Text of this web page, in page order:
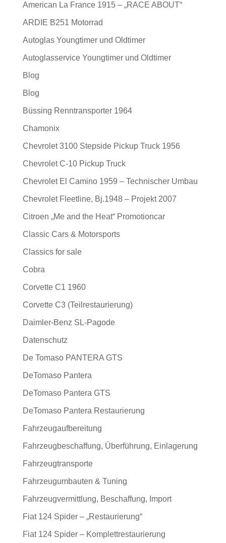
American La France 1915 – „RACE ABOUT“
ARDIE B251 Motorrad
Autoglas Youngtimer und Oldtimer
Autoglasservice Youngtimer und Oldtimer
Blog
Blog
Büssing Renntransporter 1964
Chamonix
Chevrolet 3100 Stepside Pickup Truck 1956
Chevrolet C-10 Pickup Truck
Chevrolet El Camino 1959 – Technischer Umbau
Chevrolet Fleetline, Bj.1948 – Projekt 2007
Citroen „Me and the Heat“ Promotioncar
Classic Cars & Motorsports
Classics for sale
Cobra
Corvette C1 1960
Corvette C3 (Teilrestaurierung)
Daimler-Benz SL-Pagode
Datenschutz
De Tomaso PANTERA GTS
DeTomaso Pantera
DeTomaso Pantera GTS
DeTomaso Pantera Restaurierung
Fahrzeugaufbereitung
Fahrzeugbeschaffung, Überführung, Einlagerung
Fahrzeugtransporte
Fahrzeugumbauten & Tuning
Fahrzeugvermittlung, Beschaffung, Import
Fiat 124 Spider – „Restaurierung“
Fiat 124 Spider – Komplettrestaurierung